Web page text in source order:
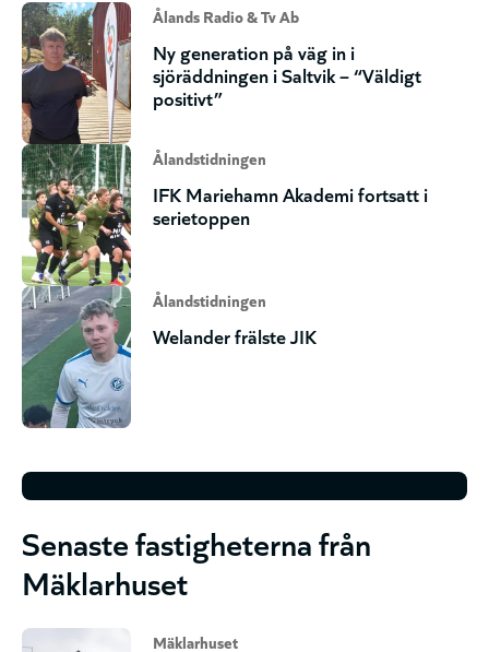
Ålands Radio & Tv Ab
Ny generation på väg in i
sjöräddningen i Saltvik – “Väldigt
positivt”
Ålandstidningen
IFK Mariehamn Akademi fortsatt i
serietoppen
Ålandstidningen
Welander frälste JIK
Senaste fastigheterna från
Mäklarhuset
Mäklarhuset